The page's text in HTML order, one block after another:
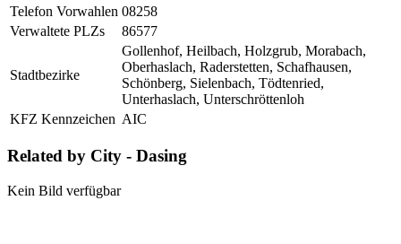
Telefon Vorwahlen 08258
Verwaltete PLZs
86577
Stadtbezirke
Gollenhof, Heilbach, Holzgrub, Morabach,
Oberhaslach, Raderstetten, Schafhausen,
Schönberg, Sielenbach, Tödtenried,
Unterhaslach, Unterschröttenloh
KFZ Kennzeichen AIC
Related by City - Dasing
Kein Bild verfügbar